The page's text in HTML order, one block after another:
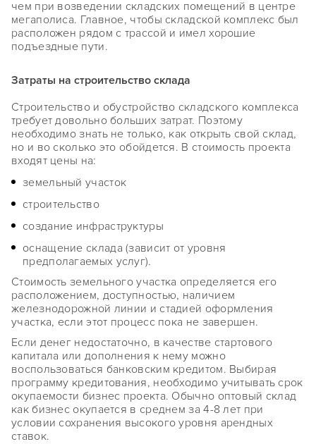
чем при возведении складских помещений в центре
мегаполиса. Главное, чтобы складской комплекс был
расположен рядом с трассой и имел хорошие
подъездные пути.
Затраты на строительство склада
Строительство и обустройство складского комплекса
требует довольно больших затрат. Поэтому
необходимо знать не только, как открыть свой склад,
но и во сколько это обойдется. В стоимость проекта
входят цены на:
земельный участок
строительство
создание инфраструктуры
оснащение склада (зависит от уровня
предполагаемых услуг).
Стоимость земельного участка определяется его
расположением, доступностью, наличием
железнодорожной линии и стадией оформления
участка, если этот процесс пока не завершен.
Если денег недостаточно, в качестве стартового
капитала или дополнения к нему можно
воспользоваться банковским кредитом. Выбирая
программу кредитования, необходимо учитывать срок
окупаемости бизнес проекта. Обычно оптовый склад
как бизнес окупается в среднем за 4-8 лет при
условии сохранения высокого уровня арендных
ставок.